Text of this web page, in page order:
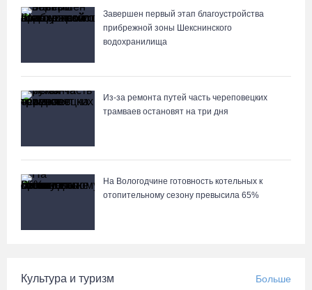
Завершен первый этап благоустройства
прибрежной зоны Шекснинского
водохранилища
Из-за ремонта путей часть череповецких
трамваев остановят на три дня
На Вологодчине готовность котельных к
отопительному сезону превысила 65%
Культура и туризм Больше